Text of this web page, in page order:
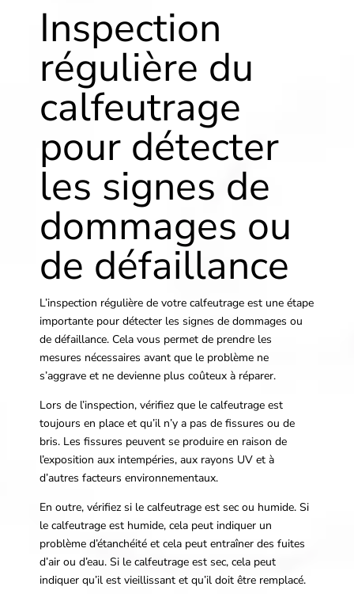
Inspection
régulière du
calfeutrage
pour détecter
les signes de
dommages ou
de défaillance
L’inspection régulière de votre calfeutrage est une étape
importante pour détecter les signes de dommages ou
de défaillance. Cela vous permet de prendre les
mesures nécessaires avant que le problème ne
s’aggrave et ne devienne plus coûteux à réparer.
Lors de l’inspection, vérifiez que le calfeutrage est
toujours en place et qu’il n’y a pas de fissures ou de
bris. Les fissures peuvent se produire en raison de
l’exposition aux intempéries, aux rayons UV et à
d’autres facteurs environnementaux.
En outre, vérifiez si le calfeutrage est sec ou humide. Si
le calfeutrage est humide, cela peut indiquer un
problème d’étanchéité et cela peut entraîner des fuites
d’air ou d’eau. Si le calfeutrage est sec, cela peut
indiquer qu’il est vieillissant et qu’il doit être remplacé.